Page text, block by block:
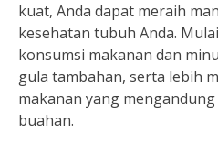
kuat, Anda dapat meraih
kesehatan tubuh Anda.
konsumsi makanan dan
gula tambahan, serta lebih
makanan yang
buahan.